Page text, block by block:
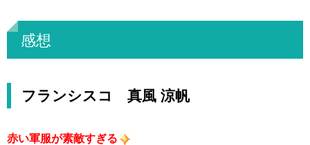
感想
フランシスコ 真風 涼帆
赤い軍服が素敵すぎる